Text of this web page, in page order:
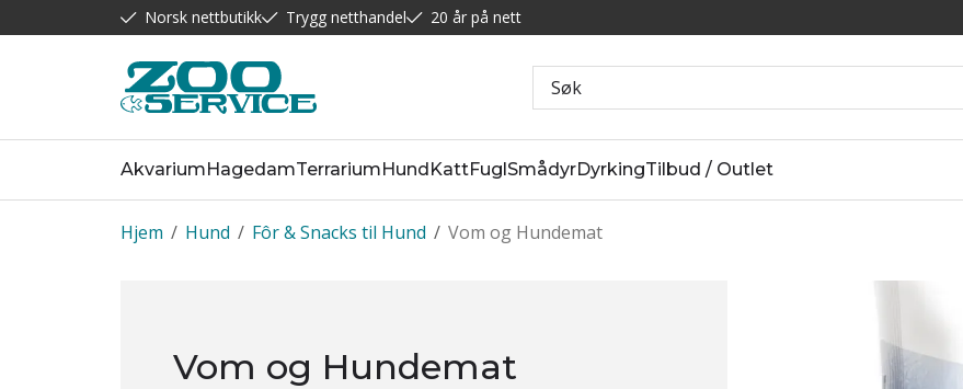
Norsk nettbutikk Trygg netthandel 20 år på nett
AkvariumHagedamTerrariumHundKattFuglSmådyrDyrkingTilbud / Outlet
/
Hjem /
Hund /
Fôr & Snacks til Hund Vom og Hundemat
Vom og Hundemat